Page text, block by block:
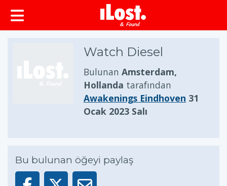
Watch Diesel
Bulunan Amsterdam,
Hollanda tarafından
Awakenings Eindhoven 31
Ocak 2023 Salı
Bu bulunan öğeyi paylaş